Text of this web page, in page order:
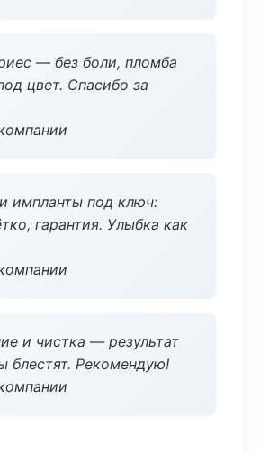
— без боли, пломба
цвет. Спасибо за
импланты под ключ:
гарантия. Улыбка как
и чистка — результат
блестят. Рекомендую!